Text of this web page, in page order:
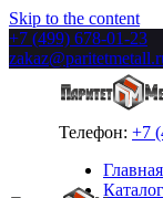
Skip to the content
+7 (499) 678-01-23
Телефон: +7
Главная
Каталог